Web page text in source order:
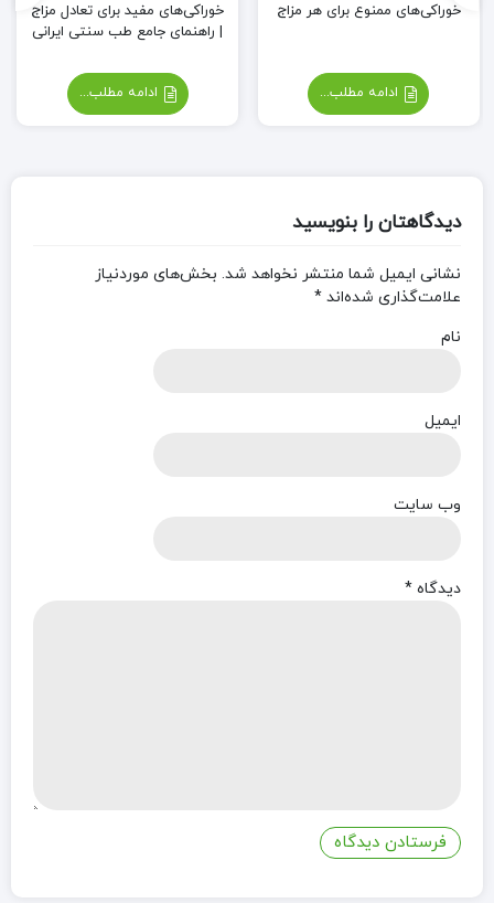
خوراکی‌های ممنوع برای هر مزاج
ادامه مطلب...
خوراکی‌های مفید برای تعادل مزاج
| راهنمای جامع طب سنتی ایرانی
ادامه مطلب...
دیدگاهتان را بنویسید
نشانی ایمیل شما منتشر نخواهد شد. بخش‌های موردنیاز
علامت‌گذاری شده‌اند *
نام
ایمیل
وب‌ سایت
دیدگاه *